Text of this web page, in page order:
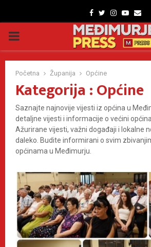
Facebook
TwitterInstagram
PRIMARY
MENU
Početna Županija Općine
Kategorija : Općine
Saznajte najnovije vijesti iz općina u
detaljne vijesti i informacije o većini
Ažurirane vijesti, važni događaji i lokalne
daleko. Budite informirani o svim
općinama u Međimurju.